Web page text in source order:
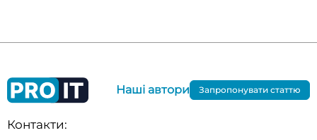
Контакти:
Наші автори Запропонувати статтю